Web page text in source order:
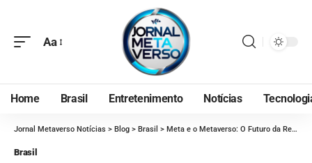
Aa
Home Brasil Entretenimento Notícias
Jornal Metaverso Notícias > Blog > Brasil > Meta e o Metaverso: O Futuro da Realidade Virtual Está mais Próximo do Que Nunca
Brasil